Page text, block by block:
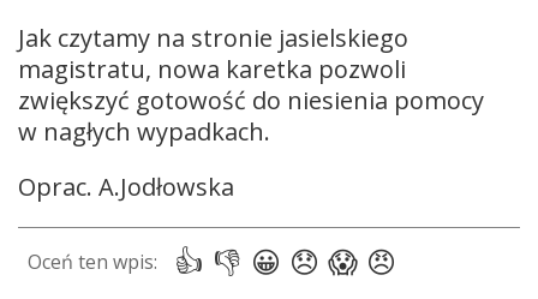
Jak czytamy na stronie jasielskiego
magistratu, nowa karetka pozwoli
zwiększyć gotowość do niesienia pomocy
w nagłych wypadkach.
Oprac. A.Jodłowska